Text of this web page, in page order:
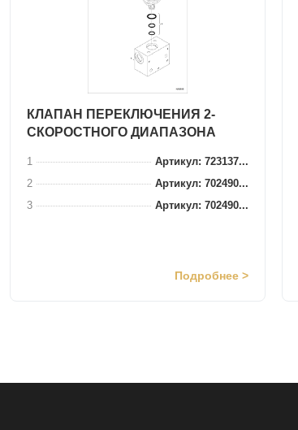
КЛАПАН ПЕРЕКЛЮЧЕНИЯ 2-
СКОРОСТНОГО ДИАПАЗОНА
1
Артикул: 723137...
2
Артикул: 702490...
3
Артикул: 702490...
Подробнее >